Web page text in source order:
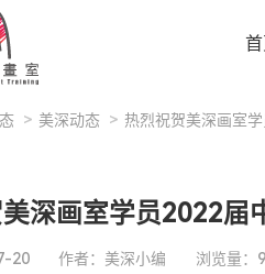
> 美深动态 > 热烈祝贺美深画室
深画室学员2022届
20 作者：美深小编 浏览量：